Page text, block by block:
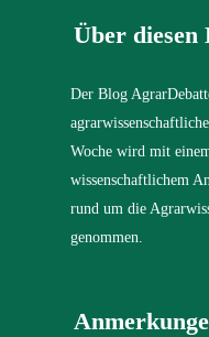
Über diesen
Der Blog
Woche wird mit
wissenschaftlichem
rund um die
genommen.